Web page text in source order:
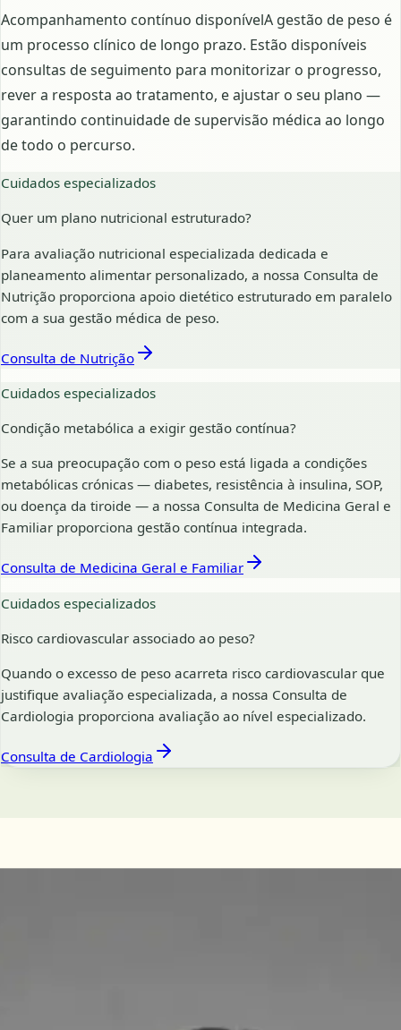
Acompanhamento contínuo disponívelA gestão de peso é
um processo clínico de longo prazo. Estão disponíveis
consultas de seguimento para monitorizar o progresso,
rever a resposta ao tratamento, e ajustar o seu plano —
garantindo continuidade de supervisão médica ao longo
de todo o percurso.
Cuidados especializados
Quer um plano nutricional estruturado?
Para avaliação nutricional especializada dedicada e
planeamento alimentar personalizado, a nossa Consulta de
Nutrição proporciona apoio dietético estruturado em paralelo
com a sua gestão médica de peso.
Consulta de Nutrição
Cuidados especializados
Condição metabólica a exigir gestão contínua?
Se a sua preocupação com o peso está ligada a condições
metabólicas crónicas — diabetes, resistência à insulina, SOP,
ou doença da tiroide — a nossa Consulta de Medicina Geral e
Familiar proporciona gestão contínua integrada.
Consulta de Medicina Geral e Familiar
Cuidados especializados
Risco cardiovascular associado ao peso?
Quando o excesso de peso acarreta risco cardiovascular que
justifique avaliação especializada, a nossa Consulta de
Cardiologia proporciona avaliação ao nível especializado.
Consulta de Cardiologia